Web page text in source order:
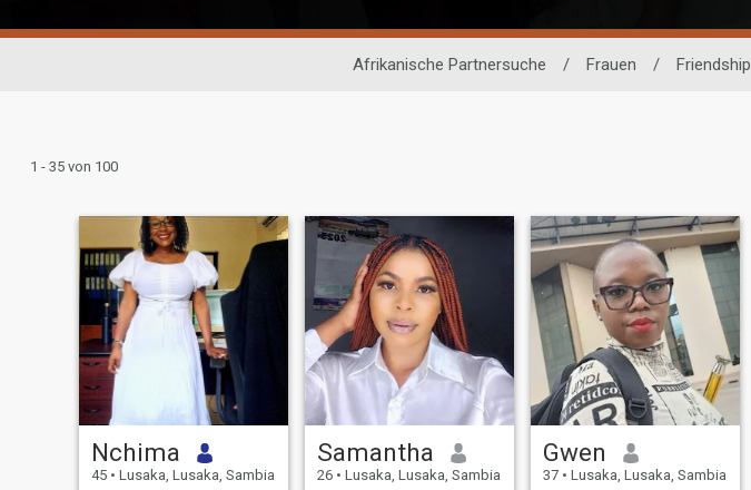
Afrikanische Partnersuche / Frauen / Friendship
1 - 35 von 100
Nchima
45 • Lusaka, Lusaka, Sambia
Samantha
26 • Lusaka, Lusaka, Sambia
Gwen
37 • Lusaka, Lusaka, Sambia